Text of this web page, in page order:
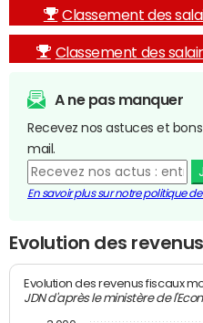
Classement des
Classement des
A ne pas manquer
Recevez nos astuces et
mail.
En savoir plus sur notre politique
Evolution des
Evolution des revenus fiscaux
JDN d'après le ministère de